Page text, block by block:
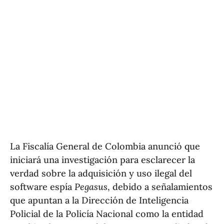
La Fiscalía General de Colombia anunció que
iniciará una investigación para esclarecer la
verdad sobre la adquisición y uso ilegal del
software espía Pegasus, debido a señalamientos
que apuntan a la Dirección de Inteligencia
Policial de la Policía Nacional como la entidad